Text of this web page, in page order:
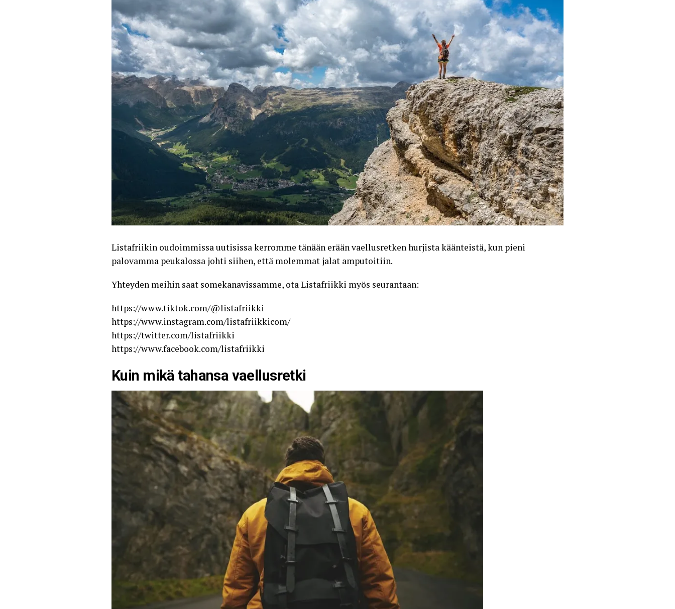
Listafriikin oudoimmissa uutisissa kerromme tänään erään vaellusretken hurjista käänteistä, kun pieni
palovamma peukalossa johti siihen, että molemmat jalat amputoitiin.
Yhteyden meihin saat somekanavissamme, otaListafriikki myös seurantaan:
https://www.tiktok.com/@listafriikki
https://www.instagram.com/listafriikkicom/
https://twitter.com/listafriikki
https://www.facebook.com/listafriikki
Kuin mikä tahansa vaellusretki